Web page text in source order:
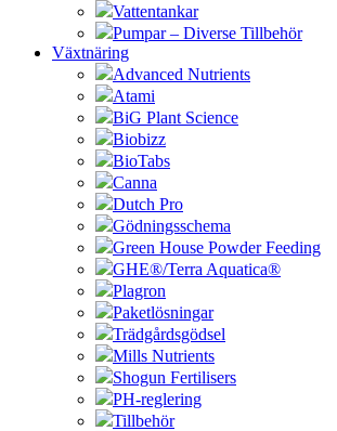
Vattentankar
Pumpar – Diverse Tillbehör
Växtnäring
Advanced Nutrients
Atami
BiG Plant Science
Biobizz
BioTabs
Canna
Dutch Pro
Gödningsschema
Green House Powder Feeding
GHE®/Terra Aquatica®
Plagron
Paketlösningar
Trädgårdsgödsel
Mills Nutrients
Shogun Fertilisers
PH-reglering
Tillbehör